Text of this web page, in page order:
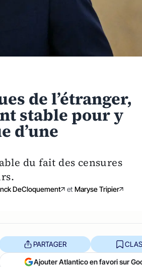
de l’étranger,
stable pour y
d’une
du fait des censures
DeCloquement et Maryse Tripier
PARTAGER
Ajouter Atlantico en favori sur